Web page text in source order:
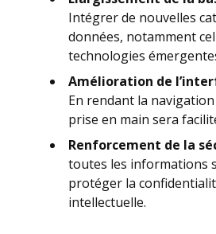
Intégrer de nouvelles
données, notamment
technologies
Amélioration de
En rendant la
prise en main sera
Renforcement de la
toutes les informations
protéger la
intellectuelle.